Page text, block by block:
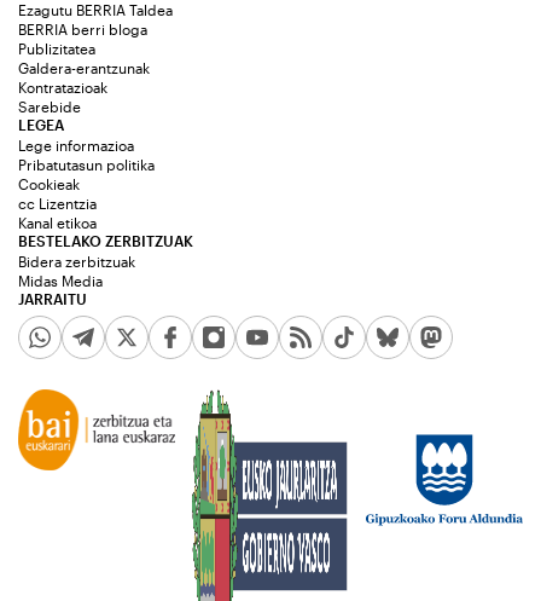
Ezagutu BERRIA Taldea
BERRIA berri bloga
Publizitatea
Galdera-erantzunak
Kontratazioak
Sarebide
JARRAITU
LEGEA
Lege informazioa
Pribatutasun politika
Cookieak
cc Lizentzia
Kanal etikoa
BESTELAKO ZERBITZUAK
Bidera zerbitzuak
Midas Media